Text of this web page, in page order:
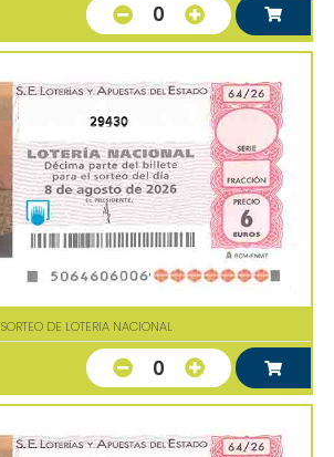
0
29430
SORTEO DE LOTERIA NACIONAL
0